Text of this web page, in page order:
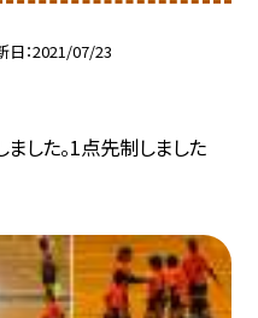
日 2021/07/23
した。1点先制しました